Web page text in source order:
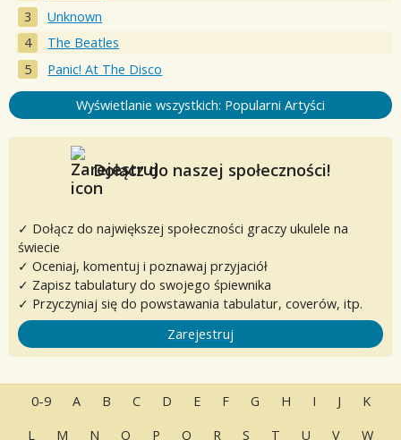
Unknown
The Beatles
Panic! At The Disco
Wyświetlanie wszystkich: Popularni Artyści
Dołącz do naszej społeczności!
✓ Dołącz do największej społeczności graczy ukulele na
świecie
✓ Oceniaj, komentuj i poznawaj przyjaciół
✓ Zapisz tabulatury do swojego śpiewnika
✓ Przyczyniaj się do powstawania tabulatur, coverów, itp.
Zarejestruj
0-9 A B C D E F G H I J
K
L
M N O P Q R S T U V W